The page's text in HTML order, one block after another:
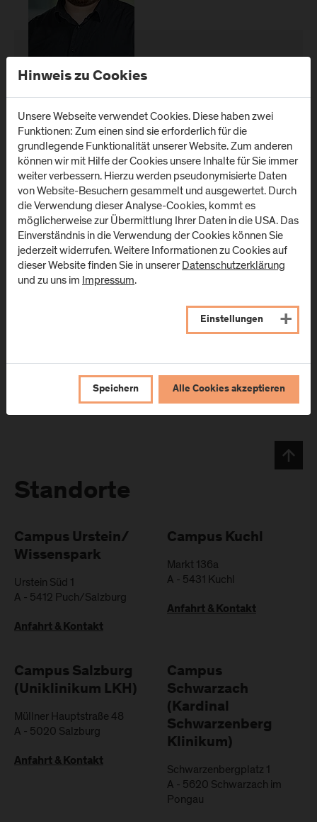
Wolfgang Nussdorfer, BA
Mitarbeiter Departmentoffice
Department Gesundheitswissenschaften
Standort: Campus Urstein
Raum:
Wissenspark Hilfswerk, 2. OG, Stiege
19/3
T: +43-50-2211-1483
E: wolfgang.nussdorfer@fh-salzburg.ac.at
Standorte
Campus Urstein/
Wissenspark
Urstein Süd 1
A - 5412 Puch/Salzburg
Anfahrt & Kontakt
Campus Kuchl
Markt 136a
A - 5431 Kuchl
Anfahrt & Kontakt
Campus Salzburg
(Uniklinikum LKH)
Müllner Hauptstraße 48
A - 5020 Salzburg
Anfahrt & Kontakt
Campus
Schwarzach
(Kardinal
Schwarzenberg
Klinikum)
Schwarzenbergplatz 1
A - 5620 Schwarzach im
Pongau
Hinweis zu Cookies
Unsere Webseite verwendet Cookies. Diese haben zwei
Funktionen: Zum einen sind sie erforderlich für die
grundlegende Funktionalität unserer Website. Zum anderen
können wir mit Hilfe der Cookies unsere Inhalte für Sie immer
weiter verbessern. Hierzu werden pseudonymisierte Daten
von Website-Besuchern gesammelt und ausgewertet. Durch
die Verwendung dieser Analyse-Cookies, kommt es
möglicherweise zur Übermittlung Ihrer Daten in die USA. Das
Einverständnis in die Verwendung der Cookies können Sie
jederzeit widerrufen. Weitere Informationen zu Cookies auf
dieser Website finden Sie in unsererDatenschutzerklärung
und zu uns im Impressum.
Einstellungen
Speichern Alle Cookies akzeptieren